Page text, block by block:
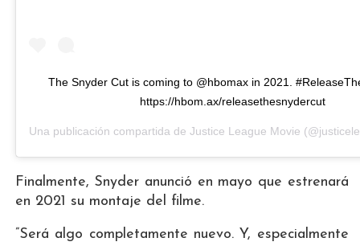
The Snyder Cut is coming to @hbomax in 2021.
https://hbom.ax/releasethesnydercut
Una publicación compartida de Justice League Movie
Finalmente, Snyder anunció en mayo que estrenará
en 2021 su montaje del filme.
”Será algo completamente nuevo. Y, especialmente